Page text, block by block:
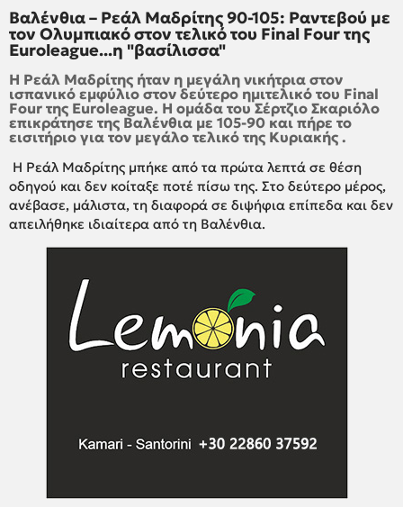
Βαλένθια – Ρεάλ Μαδρίτης 90-105: Ραντεβού με
τον Ολυμπιακό στον τελικό του Final Four της
Euroleague...η "βασίλισσα"
Η Ρεάλ Μαδρίτης ήταν η μεγάλη νικήτρια στον
ισπανικό εμφύλιο στον δεύτερο ημιτελικό του Final
Four της Euroleague. Η ομάδα του Σέρτζιο Σκαριόλο
επικράτησε της Βαλένθια με 105-90 και πήρε το
εισιτήριο για τον μεγάλο τελικό της Κυριακής .
Η Ρεάλ Μαδρίτης μπήκε από τα πρώτα λεπτά σε θέση
οδηγού και δεν κοίταξε ποτέ πίσω της. Στο δεύτερο μέρος,
ανέβασε, μάλιστα, τη διαφορά σε διψήφια επίπεδα και δεν
απειλήθηκε ιδιαίτερα από τη Βαλένθια.